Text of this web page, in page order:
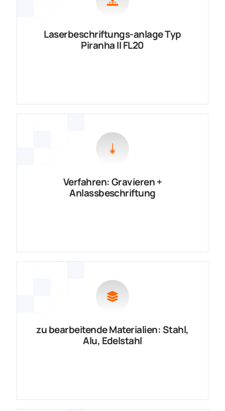
Laserbeschriftungs-anlage Typ
Piranha II FL20
Verfahren: Gravieren +
Anlassbeschriftung
zu bearbeitende Materialien: Stahl,
Alu, Edelstahl